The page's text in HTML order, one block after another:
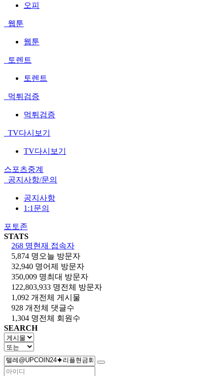
오피
웹툰
웹툰
토렌트
토렌트
먹튀검증
먹튀검증
TV다시보기
TV다시보기
스포츠중계
공지사항/문의
공지사항
1:1문의
포토존
STATS
268 명현재 접속자
5,874 명 오늘 방문자
32,940 명어제 방문자
350,009 명최대 방문자
122,803,933 명전체 방문자
1,092 개 전체 게시물
928 개 전체 댓글수
1,304 명전체 회원수
SEARCH